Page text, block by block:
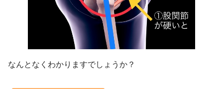
なんとなくわかりますでしょうか？